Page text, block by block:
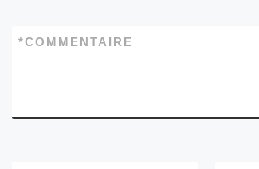
COMMENTAIRE
*